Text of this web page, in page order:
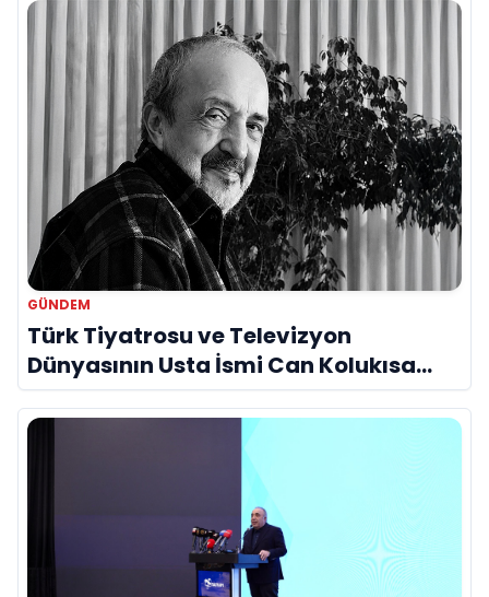
GÜNDEM
Türk Tiyatrosu ve Televizyon
Dünyasının Usta İsmi Can Kolukısa
Hayatını Kaybetti